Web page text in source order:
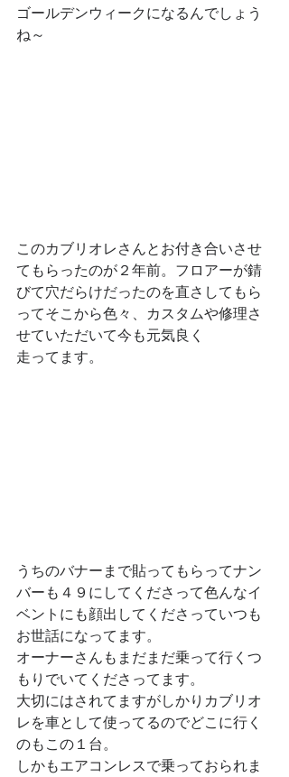
ゴールデンウィークになるんでしょう
ね～
このカブリオレさんとお付き合いさせ
てもらったのが２年前。フロアーが錆
びて穴だらけだったのを直さしてもら
ってそこから色々、カスタムや修理さ
せていただいて今も元気良く
走ってます。
うちのバナーまで貼ってもらってナン
バーも４９にしてくださって色んなイ
ベントにも顔出してくださっていつも
お世話になってます。
オーナーさんもまだまだ乗って行くつ
もりでいてくださってます。
大切にはされてますがしかりカブリオ
レを車として使ってるのでどこに行く
のもこの１台。
しかもエアコンレスで乗っておられま